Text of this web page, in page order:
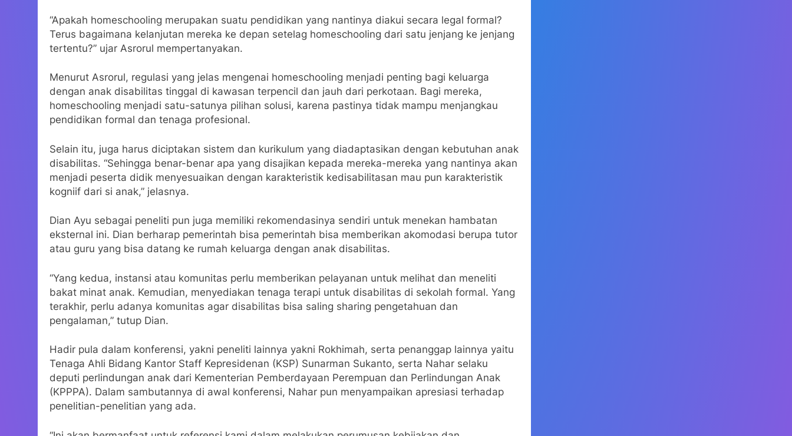
“Apakah homeschooling merupakan suatu pendidikan yang nantinya diakui secara legal formal?
Terus bagaimana kelanjutan mereka ke depan setelag homeschooling dari satu jenjang ke jenjang
tertentu?” ujar Asrorul mempertanyakan.
Menurut Asrorul, regulasi yang jelas mengenai homeschooling menjadi penting bagi keluarga
dengan anak disabilitas tinggal di kawasan terpencil dan jauh dari perkotaan. Bagi mereka,
homeschooling menjadi satu-satunya pilihan solusi, karena pastinya tidak mampu menjangkau
pendidikan formal dan tenaga profesional.
Selain itu, juga harus diciptakan sistem dan kurikulum yang diadaptasikan dengan kebutuhan anak
disabilitas. “Sehingga benar-benar apa yang disajikan kepada mereka-mereka yang nantinya akan
menjadi peserta didik menyesuaikan dengan karakteristik kedisabilitasan mau pun karakteristik
kogniif dari si anak,” jelasnya.
Dian Ayu sebagai peneliti pun juga memiliki rekomendasinya sendiri untuk menekan hambatan
eksternal ini. Dian berharap pemerintah bisa pemerintah bisa memberikan akomodasi berupa tutor
atau guru yang bisa datang ke rumah keluarga dengan anak disabilitas.
“Yang kedua, instansi atau komunitas perlu memberikan pelayanan untuk melihat dan meneliti
bakat minat anak. Kemudian, menyediakan tenaga terapi untuk disabilitas di sekolah formal. Yang
terakhir, perlu adanya komunitas agar disabilitas bisa saling sharing pengetahuan dan
pengalaman,” tutup Dian.
Hadir pula dalam konferensi, yakni peneliti lainnya yakni Rokhimah, serta penanggap lainnya yaitu
Tenaga Ahli Bidang Kantor Staff Kepresidenan (KSP) Sunarman Sukanto, serta Nahar selaku
deputi perlindungan anak dari Kementerian Pemberdayaan Perempuan dan Perlindungan Anak
(KPPPA). Dalam sambutannya di awal konferensi, Nahar pun menyampaikan apresiasi terhadap
penelitian-penelitian yang ada.